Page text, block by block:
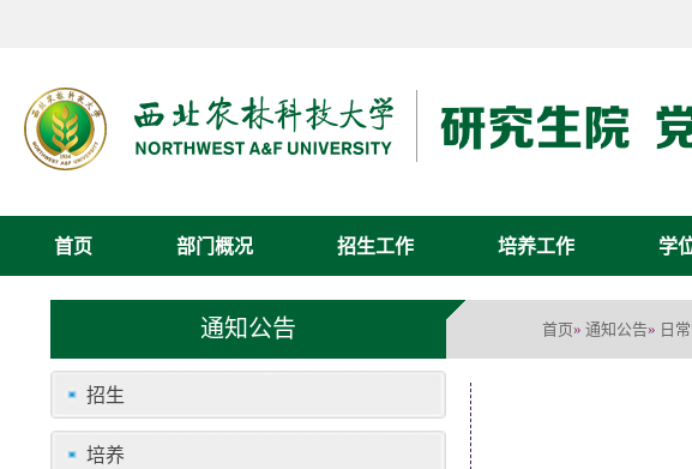
首页 部门概况 招生工作 培养工作 学
通知公告 首页» 通知公告» 日
招生
培养